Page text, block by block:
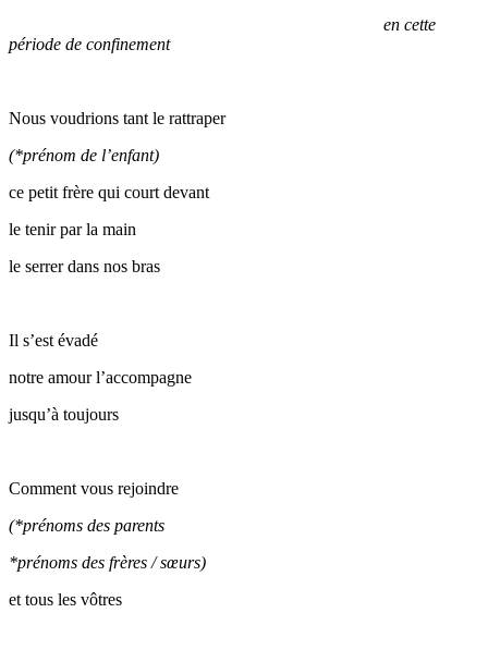
en cette
période de confinement
Nous voudrions tant le rattraper
(*prénom de l’enfant)
ce petit frère qui court devant
le tenir par la main
le serrer dans nos bras
Il s’est évadé
notre amour l’accompagne
jusqu’à toujours
Comment vous rejoindre
(*prénoms des parents
*prénoms des frères / sœurs)
et tous les vôtres